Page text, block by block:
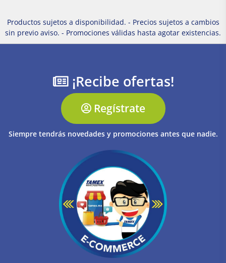
Productos sujetos a disponibilidad. - Precios sujetos a cambios
sin previo aviso. - Promociones válidas hasta agotar existencias.
¡Recibe ofertas!
Regístrate
Siempre tendrás novedades y promociones antes que nadie.